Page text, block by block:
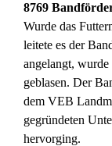
8769
Wurde das
leitete es der
angelangt, wurde
geblasen. Der
dem VEB
gegründeten
hervorging.